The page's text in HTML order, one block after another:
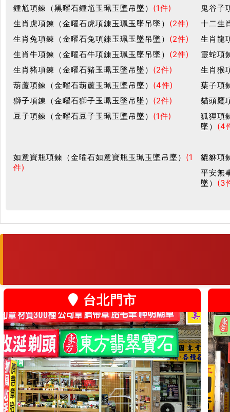
鍾馗項鍊（黑曜石鍾馗玉珮玉墜吊墜） (1件)
鬼谷子
生肖虎項鍊（金曜石虎項鍊玉珮玉墜吊墜） (2件)
十二生
生肖兔項鍊（金曜石兔項鍊玉珮玉墜吊墜） (2件)
生肖龍
生肖牛項鍊（金曜石牛項鍊玉珮玉墜吊墜） (2件)
靈蛇項
生肖豬項鍊（金曜石豬玉珮玉墜吊墜） (2件)
生肖猴
葫蘆項鍊（金曜石葫蘆玉珮玉墜吊墜） (4件)
葉子項
獅子項鍊（金曜石獅子玉珮玉墜吊墜） (2件)
貓頭鷹
豆子項鍊（金曜石豆子玉珮玉墜吊墜） (1件)
狐狸項
墜） (4
如意寶瓶項鍊（金曜石如意寶瓶玉珮玉墜吊墜） (1
件)
貔貅項
平安無
墜） (3
台北門市